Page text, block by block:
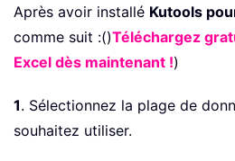
Après avoir installé Kutools
comme suit :()Téléchargez
Excel dès maintenant !)
1. Sélectionnez la plage de
souhaitez utiliser.